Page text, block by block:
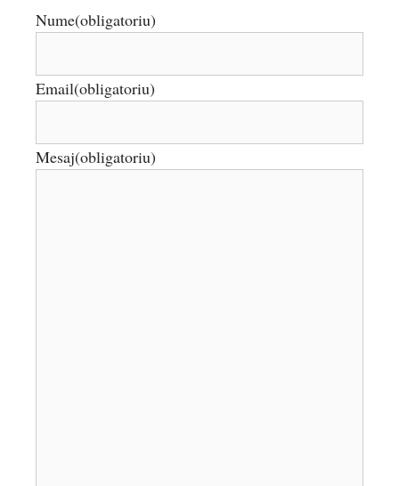
Nume(obligatoriu)
Email(obligatoriu)
Mesaj(obligatoriu)